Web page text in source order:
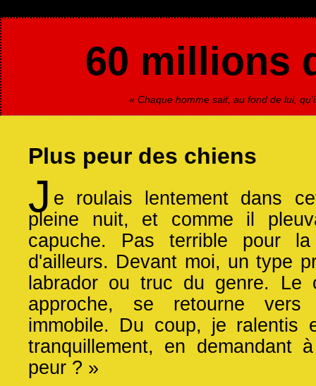
60 millions
« Chaque homme sait, au fond de lui,
Plus peur des chiens
J e roulais lentement dans
pleine nuit, et comme il
capuche. Pas terrible pour la
d'ailleurs. Devant moi, un type
labrador ou truc du genre. Le
approche, se retourne
immobile. Du coup, je ralentis
tranquillement, en
peur ? »